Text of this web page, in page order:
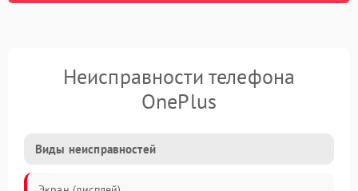
Неисправности телефона
OnePlus
Виды неисправностей